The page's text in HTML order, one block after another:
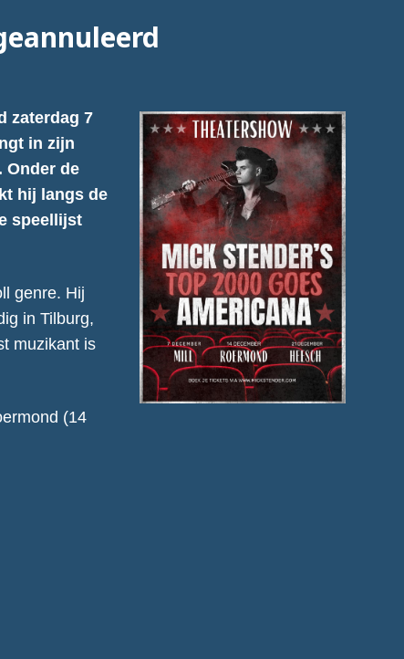
zaterdag 7
in zijn
Onder de
hij langs de
speellijst
genre. Hij
in Tilburg,
muzikant is
(14